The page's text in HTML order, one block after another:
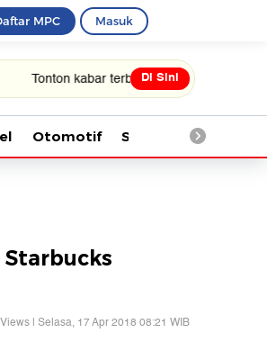
MPC Masuk
kabar terbaru PIALA DUNIA 2026
Di Sini
Otomotif Saintek
Starbucks
| Selasa, 17 Apr 2018 08:21 WIB